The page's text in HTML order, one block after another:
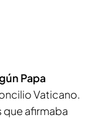
Papa
Vaticano.
que afirmaba